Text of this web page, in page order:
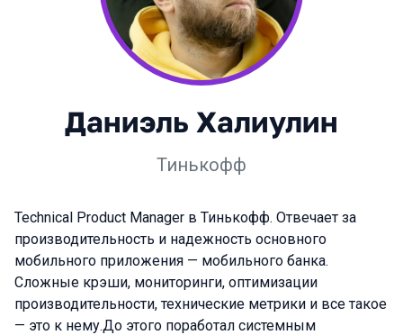
Даниэль Халиулин
Тинькофф
Technical Product Manager в Тинькофф. Отвечает за
производительность и надежность основного
мобильного приложения — мобильного банка.
Сложные крэши, мониторинги, оптимизации
производительности, технические метрики и все такое
— это к нему.До этого поработал системным